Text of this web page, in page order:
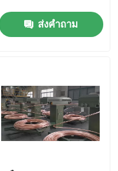
ส่งคำถาม